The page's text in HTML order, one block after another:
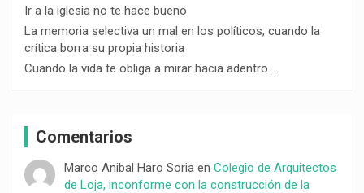
Ir a la iglesia no te hace bueno
La memoria selectiva un mal en los políticos, cuando la
crítica borra su propia historia
Cuando la vida te obliga a mirar hacia adentro…
Comentarios
Marco Anibal Haro Soriaen Colegio de Arquitectos
de Loja, inconforme con la construcción de la